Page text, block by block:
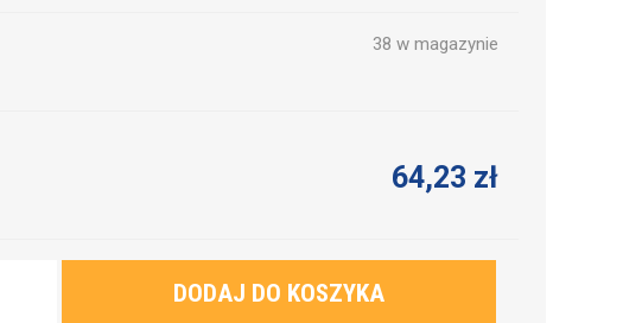
38 w magazynie
64,23 zł